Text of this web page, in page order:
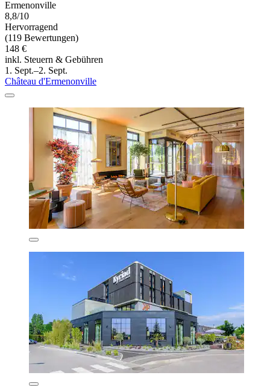
Ermenonville
8,8/10
Hervorragend
(119 Bewertungen)
148 €
inkl. Steuern & Gebühren
1. Sept.–2. Sept.
Château d'Ermenonville